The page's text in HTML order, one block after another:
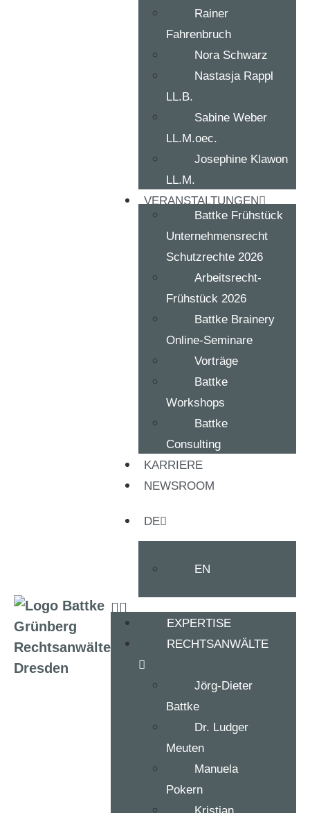
Rainer
Fahrenbruch
Nora Schwarz
Nastasja Rappl
LL.B.
Sabine Weber
LL.M.oec.
Josephine Klawon
LL.M.
VERANSTALTUNGEN
Battke Frühstück
Unternehmensrecht
Schutzrechte 2026
Arbeitsrecht-
Frühstück 2026
Battke Brainery
Online-Seminare
Vorträge
Battke
Workshops
Battke
Consulting
KARRIERE
NEWSROOM
DE
EN
EXPERTISE
RECHTSANWÄLTE
Jörg-Dieter
Battke
Dr. Ludger
Meuten
Manuela
Pokern